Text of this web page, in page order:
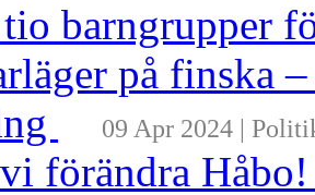
tio barngrupper
på finska
09 Apr 2024 |
förändra